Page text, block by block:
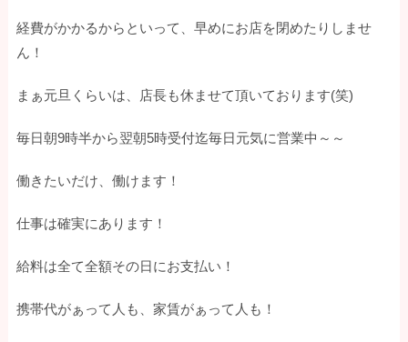
経費がかかるからといって、早めにお店を閉めたりしませ
ん！
まぁ元旦くらいは、店長も休ませて頂いております(笑)
毎日朝9時半から翌朝5時受付迄毎日元気に営業中～～
働きたいだけ、働けます！
仕事は確実にあります！
給料は全て全額その日にお支払い！
携帯代がぁって人も、家賃がぁって人も！